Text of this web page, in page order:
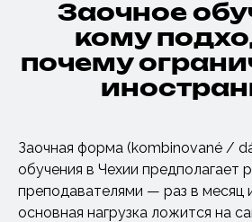
Заочное
кому
почему
Заочная форма (kombinované /
обучения в Чехии предполагает
преподавателями — раз в месяц
основная нагрузка ложится на